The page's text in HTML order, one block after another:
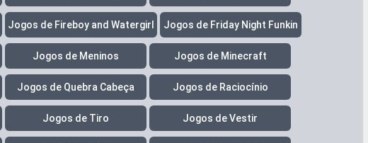
Jogos de Fireboy and Watergirl Jogos de Friday Night Funkin
Jogos de Meninos Jogos de Minecraft
Jogos de Quebra Cabeça Jogos de Raciocínio
Jogos de Tiro Jogos de Vestir